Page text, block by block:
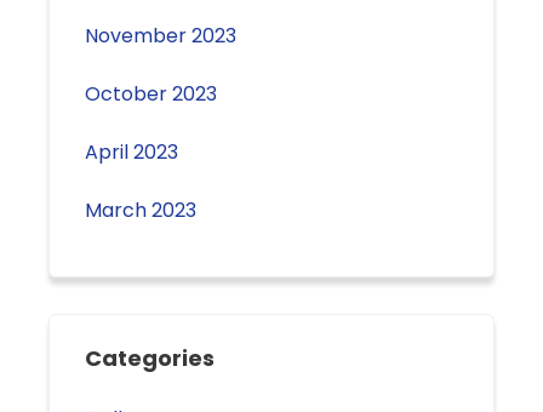
November 2023
October 2023
April 2023
March 2023
Categories